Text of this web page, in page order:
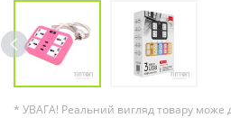
* УВАГА! Реальний вигляд товару може